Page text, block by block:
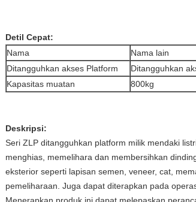
Detil Cepat:
Nama
Nama lain
Ditangguhkan akses Platform
Ditangguhkan
Kapasitas muatan
800kg
Deskripsi:
Seri ZLP ditangguhkan platform milik mendaki
menghias, memelihara dan membersihkan
eksterior seperti lapisan semen, veneer, cat,
pemeliharaan. Juga dapat diterapkan pada